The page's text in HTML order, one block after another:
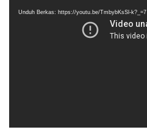
Unduh Berkas: https://youtu.be/TmbybKsSl-k?_=7